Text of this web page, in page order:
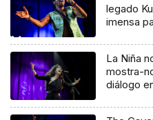
legado
imensa
La Niña
mostra-
diálogo